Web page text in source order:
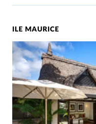
ILE MAURICE